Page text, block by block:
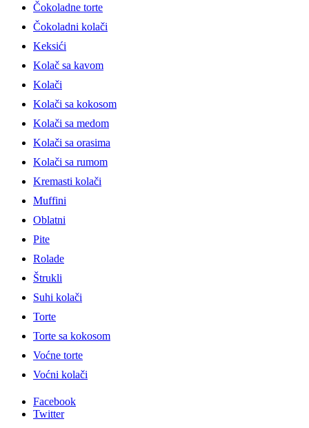
Čokoladne torte
Čokoladni kolači
Keksići
Kolač sa kavom
Kolači
Kolači sa kokosom
Kolači sa medom
Kolači sa orasima
Kolači sa rumom
Kremasti kolači
Muffini
Oblatni
Pite
Rolade
Štrukli
Suhi kolači
Torte
Torte sa kokosom
Voćne torte
Voćni kolači
Facebook
Twitter